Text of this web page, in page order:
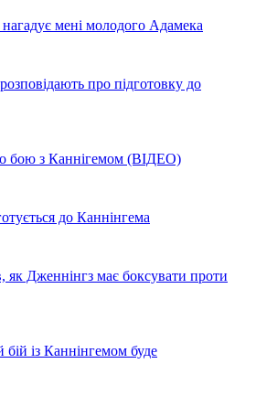
мені молодого Адамека
про підготовку до
бою з Каннігемом (ВІДЕО)
до Каннінгема
як Дженнінгз має боксувати проти
із Каннінгемом буде